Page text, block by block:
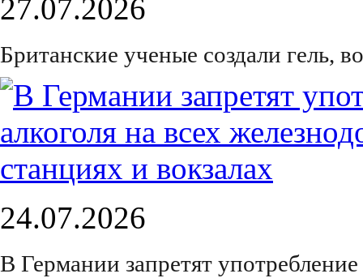
27.07.2026
Британские ученые создали гель,
24.07.2026
В Германии запретят